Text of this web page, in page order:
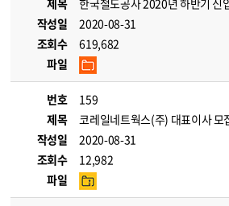
제목
한국철도공사 2020년 하반기 신
작성일
2020-08-31
조회수
619,682
파일
번호
159
제목
코레일네트웍스(주) 대표이사 모
작성일
2020-08-31
조회수
12,982
파일